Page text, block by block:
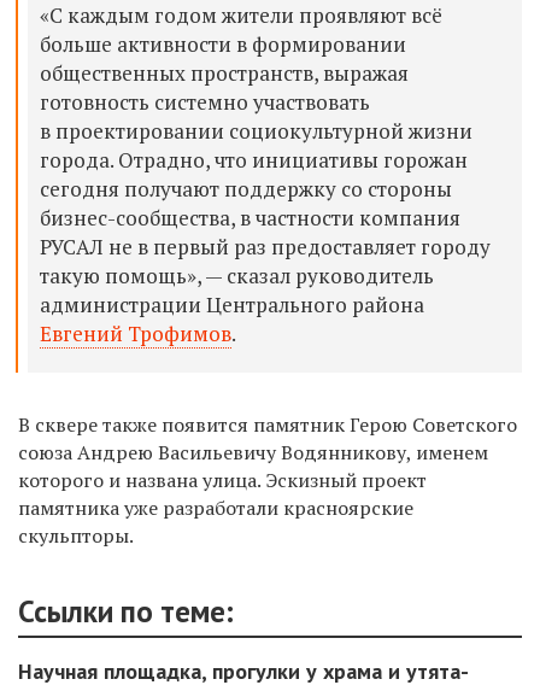
«С каждым годом жители проявляют всё
больше активности в формировании
общественных пространств, выражая
готовность системно участвовать
в проектировании социокультурной жизни
города. Отрадно, что инициативы горожан
сегодня получают поддержку со стороны
бизнес-сообщества, в частности компания
РУСАЛ не в первый раз предоставляет городу
такую помощь», — сказал руководитель
администрации Центрального района
Евгений Трофимов.
В сквере также появится памятник Герою Советского
союза Андрею Васильевичу Водянникову, именем
которого и названа улица. Эскизный проект
памятника уже разработали красноярские
скульпторы.
Ссылки по теме:
Научная площадка, прогулки у храма и утята-